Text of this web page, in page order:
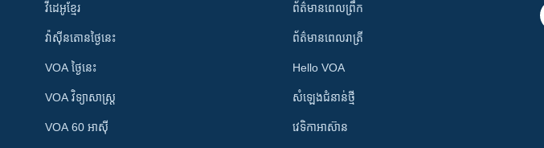
វីដេអូ​ខ្មែរ
វ៉ាស៊ីនតោន​ថ្ងៃ​នេះ
VOA ថ្ងៃនេះ
VOA ​វិទ្យាសាស្ត្រ
VOA 60 អាស៊ី
ព័ត៌មាន​ពេល​ព្រឹក
ព័ត៌មាន​​ពេល​រាត្រី
Hello VOA
សំឡេង​ជំនាន់​ថ្មី
វេទិកា​អាស៊ាន